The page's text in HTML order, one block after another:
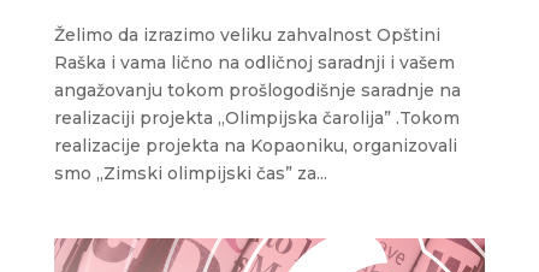
Želimo da izrazimo veliku zahvalnost Opštini
Raška i vama lično na odličnoj saradnji i vašem
angažovanju tokom prošlogodišnje saradnje na
realizaciji projekta „Olimpijska čarolija” .Tokom
realizacije projekta na Kopaoniku, organizovali
smo „Zimski olimpijski čas” za...